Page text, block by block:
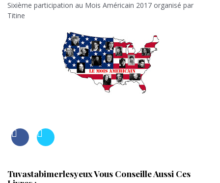
Sixième participation au Mois Américain 2017 organisé par
Titine
Tuvastabimerlesyeux Vous Conseille Aussi Ces